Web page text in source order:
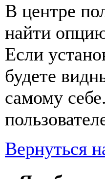
В центре
найти
Если
будете
самому
Вернуться